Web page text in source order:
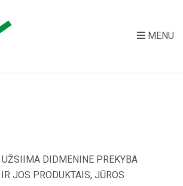
MENU
UŽSIIMA DIDMENINE PREKYBA
JOS PRODUKTAIS, JŪROS